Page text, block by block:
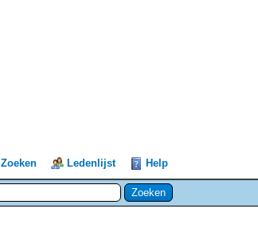
Zoeken Ledenlijst Help